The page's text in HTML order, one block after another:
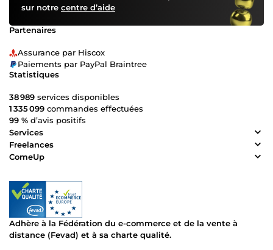
sur notre centre d’aide
Partenaires
Assurance par Hiscox
Paiements par PayPal Braintree
Statistiques
38 989 services disponibles
1 335 099 commandes effectuées
99 % d’avis positifs
Services
Freelances
ComeUp
Adhère à la Fédération du e-commerce et de la vente à
distance (Fevad) et à sa charte qualité.